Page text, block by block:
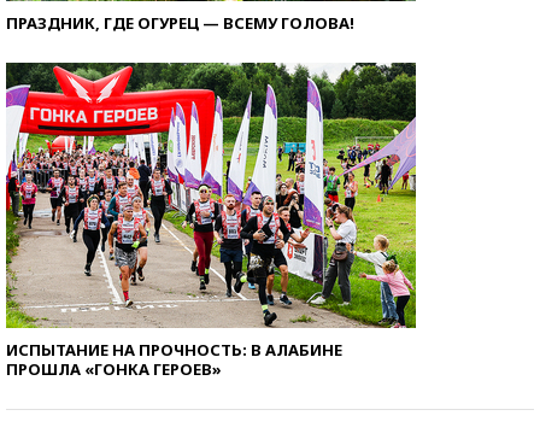
ПРАЗДНИК, ГДЕ ОГУРЕЦ — ВСЕМУ ГОЛОВА!
ИСПЫТАНИЕ НА ПРОЧНОСТЬ: В АЛАБИНЕ
ПРОШЛА «ГОНКА ГЕРОЕВ»